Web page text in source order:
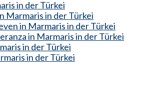
in der Türkei
Marmaris in der Türkei
in Marmaris in der Türkei
in Marmaris in der Türkei
in der Türkei
in der Türkei